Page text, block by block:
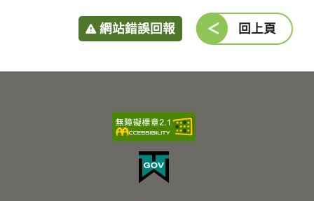
網站錯誤回報 回上頁